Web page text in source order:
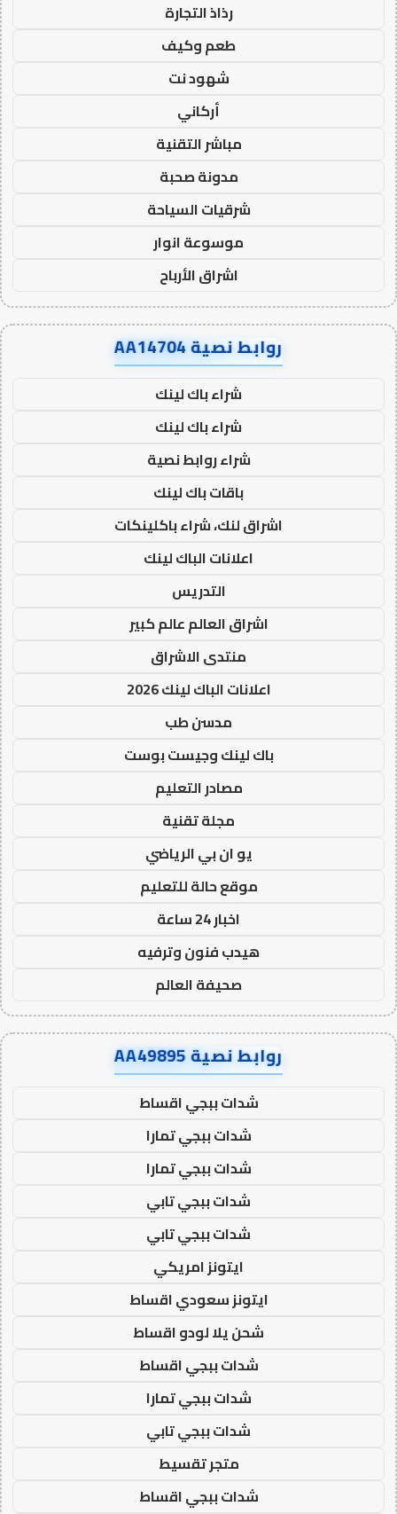
رذاذ التجارة
طعم وكيف
شهود نت
أركاني
مباشر التقنية
مدونة صحبة
شرقيات السياحة
موسوعة انوار
اشراق الأرباح
روابط نصية AA14704
شراء باك لينك
شراء باك لينك
شراء روابط نصية
باقات باك لينك
اشراق لنك، شراء باكلينكات
اعلانات الباك لينك
التدريس
اشراق العالم عالم كبير
منتدى الاشراق
اعلانات الباك لينك 2026
مدسن طب
باك لينك وجيست بوست
مصادر التعليم
مجلة تقنية
يو ان بي الرياضي
موقع حالة للتعليم
اخبار 24 ساعة
هيدب فنون وترفيه
صحيفة العالم
روابط نصية AA49895
شدات ببجي اقساط
شدات ببجي تمارا
شدات ببجي تمارا
شدات ببجي تابي
شدات ببجي تابي
ايتونز امريكي
ايتونز سعودي اقساط
شحن يلا لودو اقساط
شدات ببجي اقساط
شدات ببجي تمارا
شدات ببجي تابي
متجر تقسيط
شدات ببجي اقساط